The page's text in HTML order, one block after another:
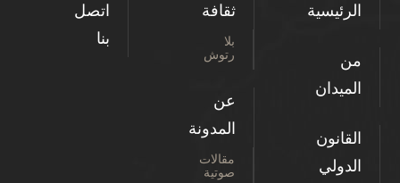
الرئيسية
من
الميدان
القانون
الدولي
ثقافة
بلا
رتوش
عن
المدونة
مقالات
صوتية
اتصل
بنا